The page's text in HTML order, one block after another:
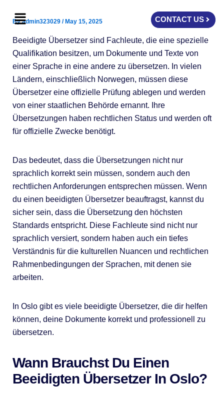
Menu CONTACT US
Byadmin323029 /May 15, 2025
Beeidigte Übersetzer sind Fachleute, die eine spezielle
Qualifikation besitzen, um Dokumente und Texte von
einer Sprache in eine andere zu übersetzen. In vielen
Ländern, einschließlich Norwegen, müssen diese
Übersetzer eine offizielle Prüfung ablegen und werden
von einer staatlichen Behörde ernannt. Ihre
Übersetzungen haben rechtlichen Status und werden oft
für offizielle Zwecke benötigt.
Das bedeutet, dass die Übersetzungen nicht nur
sprachlich korrekt sein müssen, sondern auch den
rechtlichen Anforderungen entsprechen müssen. Wenn
du einen beeidigten Übersetzer beauftragst, kannst du
sicher sein, dass die Übersetzung den höchsten
Standards entspricht. Diese Fachleute sind nicht nur
sprachlich versiert, sondern haben auch ein tiefes
Verständnis für die kulturellen Nuancen und rechtlichen
Rahmenbedingungen der Sprachen, mit denen sie
arbeiten.
In Oslo gibt es viele beeidigte Übersetzer, die dir helfen
können, deine Dokumente korrekt und professionell zu
übersetzen.
Wann Brauchst Du Einen
Beeidigten Übersetzer In Oslo?